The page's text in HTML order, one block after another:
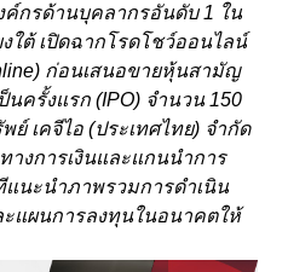
ค์กรด้านบุคลากรอันดับ 1 ใน
ใต้ เปิดฉากโรดโชว์ออนไลน์
ก่อนเสนอขายหุ้นสามัญ
ครั้งแรก (IPO) จำนวน 150
เคจีไอ (ประเทศไทย) จำกัด
งการเงินและแกนนำการ
แนะนำภาพรวมการดำเนิน
ะแผนการลงทุนในอนาคตให้